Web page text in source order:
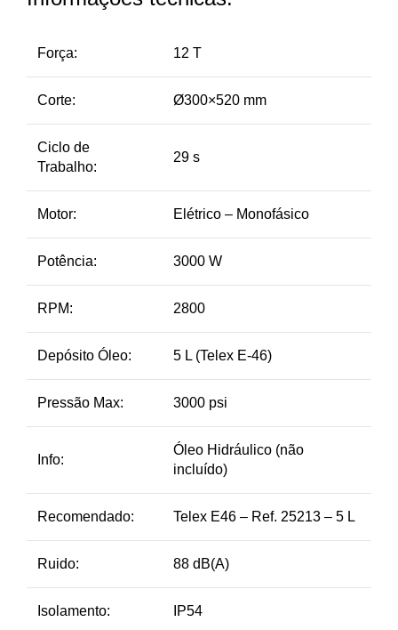
Força: 12 T
Corte: Ø300×520 mm
Ciclo de
Trabalho:
29 s
Motor: Elétrico – Monofásico
Potência: 3000 W
RPM: 2800
Depósito Óleo: 5 L (Telex E-46)
Pressão Max: 3000 psi
Info:
Óleo Hidráulico (não
incluído)
Recomendado: Telex E46 – Ref. 25213 – 5 L
Ruido: 88 dB(A)
Isolamento: IP54